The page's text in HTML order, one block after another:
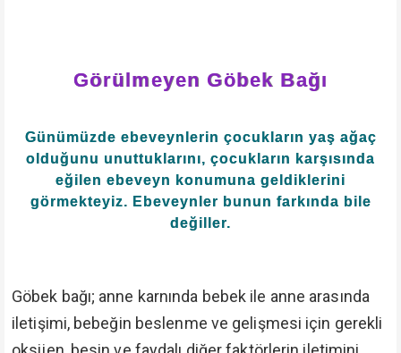
Görülmeyen Göbek Bağı
Günümüzde ebeveynlerin çocukların yaş ağaç
olduğunu unuttuklarını, çocukların karşısında
eğilen ebeveyn konumuna geldiklerini
görmekteyiz. Ebeveynler bunun farkında bile
değiller.
Göbek bağı; anne karnında bebek ile anne arasında
iletişimi, bebeğin beslenme ve gelişmesi için gerekli